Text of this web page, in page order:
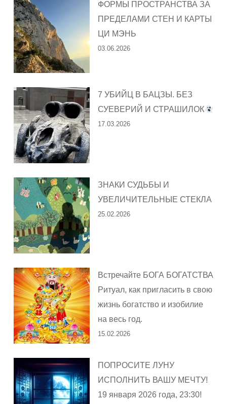
ФОРМЫ ПРОСТРАНСТВА ЗА
ПРЕДЕЛАМИ СТЕН И КАРТЫ
ЦИ МЭНЬ
03.06.2026
7 УБИЙЦ В БАЦЗЫ. БЕЗ
СУЕВЕРИЙ И СТРАШИЛОК
17.03.2026
ЗНАКИ СУДЬБЫ И
УВЕЛИЧИТЕЛЬНЫЕ СТЕКЛА
25.02.2026
Встречайте БОГА БОГАТСТВА
Ритуал, как пригласить в свою
жизнь богатство и изобилие
на весь год.
15.02.2026
ПОПРОСИТЕ ЛУНУ
ИСПОЛНИТЬ ВАШУ МЕЧТУ!
19 января 2026 года, 23:30!